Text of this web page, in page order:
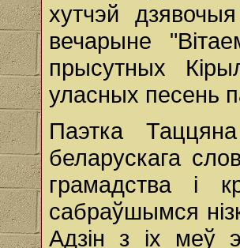
хутчэй
вечарыне
прысутных
уласных песень
Паэтка
беларускага
грамадства і
сабраўшымся
Адзін з іх меў